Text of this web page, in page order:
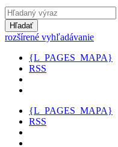
Hľadať
rozšírené vyhľadávanie
{L_PAGES_MAPA}
RSS
{L_PAGES_MAPA}
RSS